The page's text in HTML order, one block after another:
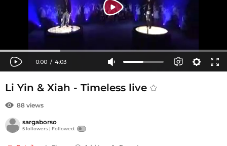
Li Yin & Xiah - Timeless live
88 views
sargaborso
5 followers | Followed: